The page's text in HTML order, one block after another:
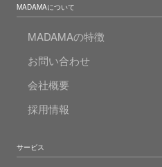
MADAMAについて
MADAMAの特徴
お問い合わせ
会社概要
採用情報
サービス